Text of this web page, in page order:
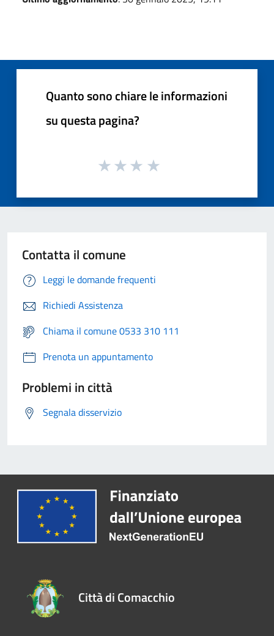
Quanto sono chiare le informazioni
su questa pagina?
Contatta il comune
Leggi le domande frequenti
Richiedi Assistenza
Chiama il comune 0533 310 111
Prenota un appuntamento
Problemi in città
Segnala disservizio
Città di Comacchio